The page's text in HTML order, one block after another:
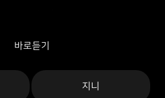
바로듣기
지니